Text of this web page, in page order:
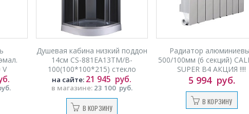
V
Душевая кабина низкий поддон
14см CS-881EA13TM/B-
100(100*100*215) стекло
тонир,хром профиль
в магазине: 23 100 руб.
на сайте: 21 945 руб.
В КОРЗИНУ
Радиатор
500/100мм (6 секций)
SUPER B4 АКЦИЯ !!!!
5 994 руб.
В КОРЗИНУ